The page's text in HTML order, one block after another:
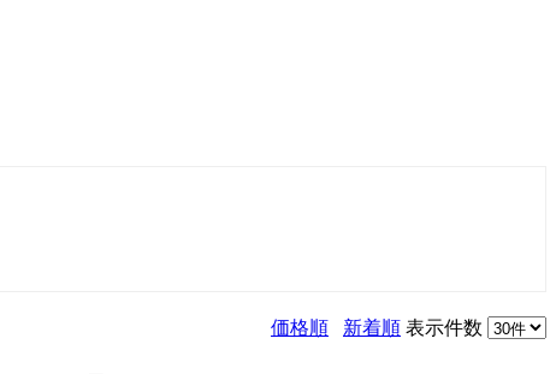
価格順 新着順 表示件数